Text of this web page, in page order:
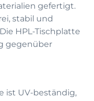
gefertigt.
stabil und
HPL-Tischplatte
gegenüber
ist UV-beständig,